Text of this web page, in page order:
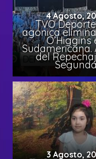
4 Agosto,
TVO
agónica
O’Higgins
Sudamericana.
del
Segunda
3 Agosto,